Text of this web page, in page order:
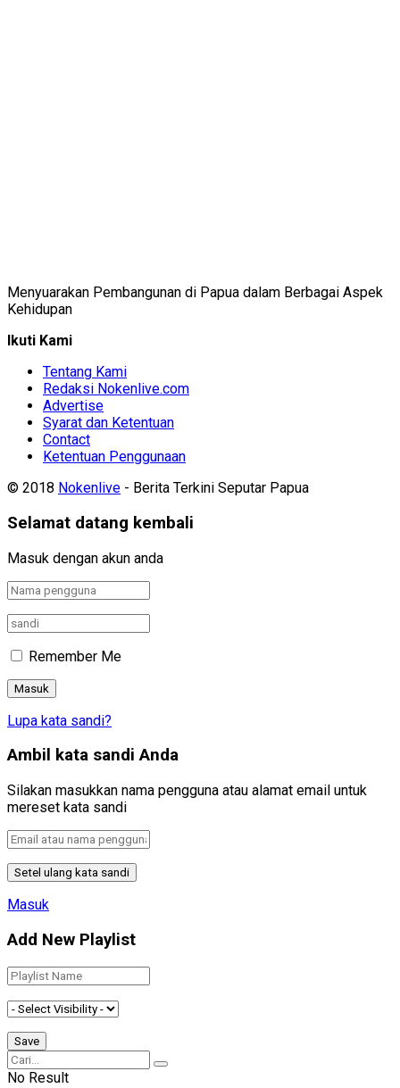
Menyuarakan Pembangunan di Papua dalam Berbagai Aspek
Kehidupan
Ikuti Kami
Tentang Kami
Redaksi Nokenlive.com
Advertise
Syarat dan Ketentuan
Contact
Ketentuan Penggunaan
© 2018 Nokenlive - Berita Terkini Seputar Papua
Selamat datang kembali
Masuk dengan akun anda
Remember Me
Lupa kata sandi?
Ambil kata sandi Anda
Silakan masukkan nama pengguna atau alamat email untuk
mereset kata sandi
Masuk
Add New Playlist
No Result